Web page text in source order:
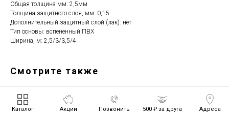
Общая толщина мм: 2,5мм
Толщина защитного слоя, мм: 0,15
Дополнительный защитный слой (лак): нет
Тип основы: вспененный ПВХ
Ширина, м: 2,5/3/3,5/4
Смотрите также
Каталог Акции Позвонить 500 ₽ за друга Адреса